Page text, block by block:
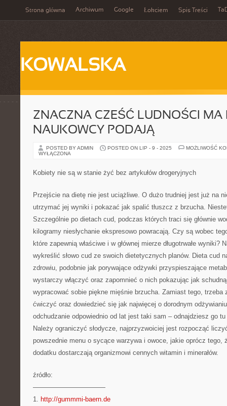
Strona główna Archiwum Google Łokciem Spis Treści
KOWALSKA
ZNACZNA CZEŚĆ LUDNOŚCI MA
NAUKOWCY PODAJĄ
POSTED BY ADMIN POSTED ON LIP - 9 - 2025
MOŻLIWOŚĆ
WYŁĄCZONA
Kobiety nie są w stanie żyć bez artykułów drogeryjnych
Przejście na dietę nie jest uciążliwe. O dużo trudniej jest już na
utrzymać jej wyniki i pokazać jak spalić tłuszcz z brzucha.
Szczególnie po dietach cud, podczas których traci się głównie
kilogramy niesłychanie ekspresowo powracają. Czy są wobec
które zapewnią właściwe i w głównej mierze długotrwałe wyniki?
wykreślić słowo cud ze swoich dietetycznych planów. Dieta cud
zdrowiu, podobnie jak porywające odżywki przyspieszające
wystarczy włączyć oraz zapomnieć o nich pokazując jak
wypracować sobie piękne mięśnie brzucha. Zamiast tego, trzeba
ćwiczyć oraz dowiedzieć się jak najwięcej o dorodnym
odchudzanie odpowiednio od lat jest taki sam – odnajdziesz go
Należy ograniczyć słodycze, najprzyzwoiciej jest rozpocząć
powszednie menu o sycące warzywa i owoce, jakie oprócz tego,
dodatku dostarczają organizmowi cennych witamin i minerałów.
źródło:
———————————
1. http://gummmi-baern.de